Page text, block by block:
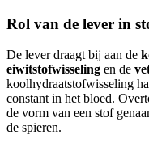
Rol van de lever in
De lever draagt bij aan de
eiwitstofwisseling en de
koolhydraatstofwisseling
constant in het bloed.
de vorm van een stof
de spieren.